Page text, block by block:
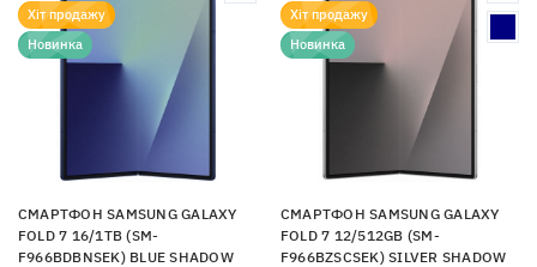
Хіт продажу
Новинка
СМАРТФОН SAMSUNG GALAXY
FOLD 7 16/1TB (SM-
F966BDBNSEK) BLUE SHADOW
Хіт продажу
Новинка
СМАРТФОН SAMSUNG GALAXY
FOLD 7 12/512GB (SM-
F966BZSCSEK) SILVER SHADOW